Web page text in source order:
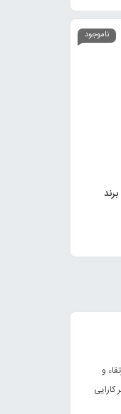
ناموجود
و
کارایی